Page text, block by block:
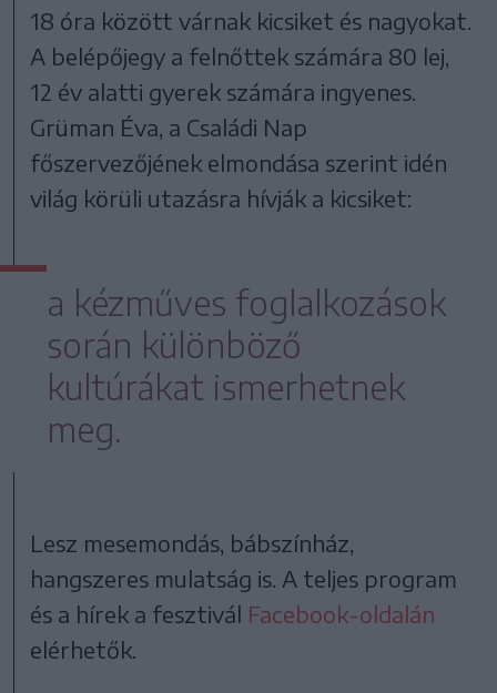
18 óra között várnak kicsiket és nagyokat.
A belépőjegy a felnőttek számára 80 lej,
12 év alatti gyerek számára ingyenes.
Grüman Éva, a Családi Nap
főszervezőjének elmondása szerint idén
világ körüli utazásra hívják a kicsiket:
a kézműves foglalkozások
során különböző
kultúrákat ismerhetnek
meg.
Lesz mesemondás, bábszínház,
hangszeres mulatság is. A teljes program
és a hírek a fesztivál Facebook-oldalán
elérhetők.